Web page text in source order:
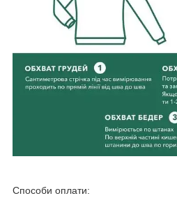
Способи оплати: